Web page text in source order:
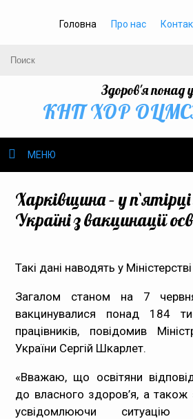
Головна Про нас
Здоров'я понад
КНП ХОР
МЕНЮ
Громадське здоров’я
Громадянам
Медпрацівникам
Документи
Харківщина – у п`ятірці
Україні з вакцинації
Такі дані наводять у
Загалом станом на 7
вакцинувалися понад 184
працівників, повідомив
України Сергій Шкарлет.
«Вважаю, що освітяни
до власного здоров’я, а також
усвідомлюючи